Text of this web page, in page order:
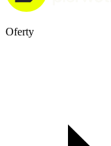
Oferty